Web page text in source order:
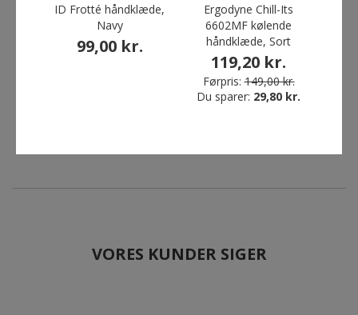
Lord Nelson køletaske
Vismo EN48B
sikkerhedssandaler S1P,
Sort/Blå
499,00 kr.
ID Frotté håndklæde,
Navy
99,00 kr.
Ergodyne Chill-Its
6602MF kølende
håndklæde, Sort
119,20 kr.
Førpris: 149,00 kr.
Du sparer: 29,80 kr.
VORES KUNDER SIGER